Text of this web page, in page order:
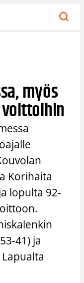
myös
Korihaita
lopulta 92-
41) ja